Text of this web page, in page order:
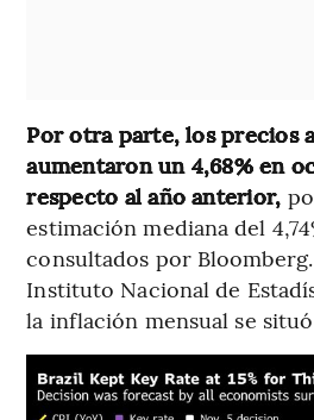
Por otra parte, los precios
aumentaron un 4,68% en
respecto al año anterior,
estimación mediana del
consultados por
Instituto Nacional de
la inflación mensual se